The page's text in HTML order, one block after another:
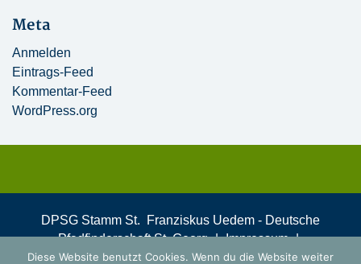
Meta
Anmelden
Eintrags-Feed
Kommentar-Feed
WordPress.org
DPSG Stamm St. Franziskus Uedem - Deutsche
Pfadfinderschaft St. Georg | Impressum |
Datenschutzerklärung
Diese Website benutzt Cookies. Wenn du die Website weiter